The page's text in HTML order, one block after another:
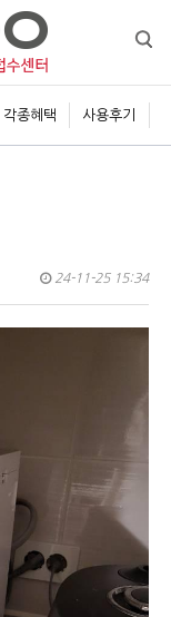
각종혜택 사용후기
24-11-25 15:34